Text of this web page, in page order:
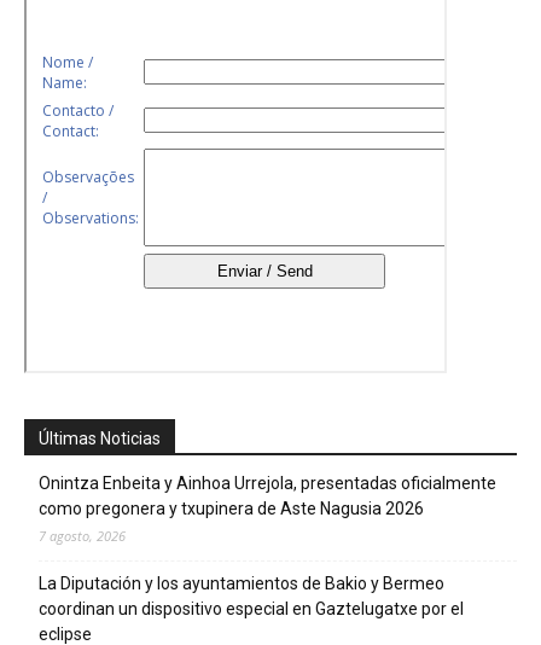
Últimas Noticias
Onintza Enbeita y Ainhoa Urrejola, presentadas oficialmente
como pregonera y txupinera de Aste Nagusia 2026
7 agosto, 2026
La Diputación y los ayuntamientos de Bakio y Bermeo
coordinan un dispositivo especial en Gaztelugatxe por el
eclipse